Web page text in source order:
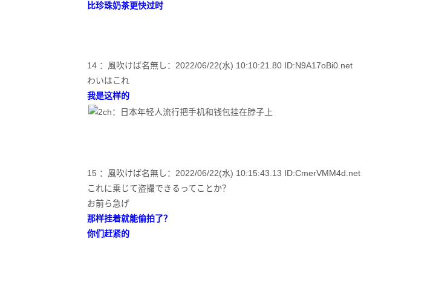
比珍珠奶茶更快过时
14 ：風吹けば名無し：2022/06/22(水) 10:10:21.80 ID:N9A17oBi0.net
わいはこれ
我是这样的
15 ：風吹けば名無し：2022/06/22(水) 10:15:43.13 ID:CmerVMM4d.net
これに乗じて盗撮できるってことか？
お前ら急げ
那样挂着就能偷拍了？
你们赶紧的